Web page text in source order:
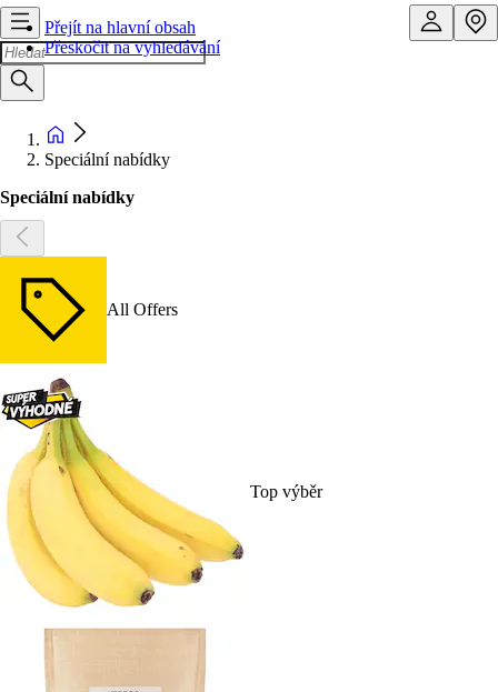
Přejít na hlavní obsah
Přeskočit na vyhledávání
Speciální nabídky
Speciální nabídky
All Offers
Top výběr